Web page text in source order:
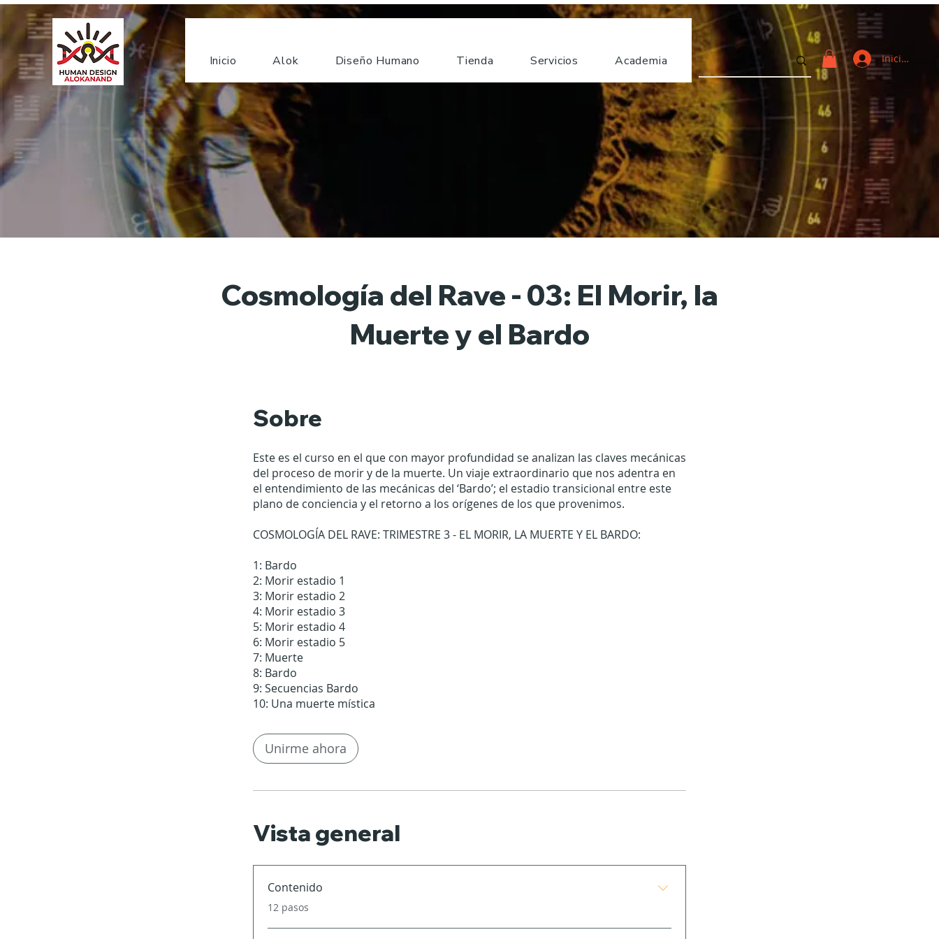
Inicio Alok Diseño Humano Tienda Servicios Academia Iniciar
Cosmología del Rave - 03: El Morir, la
Muerte y el Bardo
Sobre
Este es el curso en el que con mayor profundidad se analizan las claves mecánicas
del proceso de morir y de la muerte. Un viaje extraordinario que nos adentra en
el entendimiento de las mecánicas del ‘Bardo’; el estadio transicional entre este
plano de conciencia y el retorno a los orígenes de los que provenimos.
COSMOLOGÍA DEL RAVE: TRIMESTRE 3 - EL MORIR, LA MUERTE Y EL BARDO:
1: Bardo
2: Morir estadio 1
3: Morir estadio 2
4: Morir estadio 3
5: Morir estadio 4
6: Morir estadio 5
7: Muerte
8: Bardo
9: Secuencias Bardo
10: Una muerte mística
Unirme ahora
Vista general
Contenido
.12 pasos